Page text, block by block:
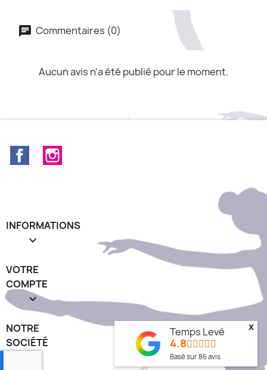
Commentaires (0)
Aucun avis n'a été publié pour le moment.
Facebook
INFORMATIONS

VOTRE
COMPTE

NOTRE
SOCIÉTÉ
Temps Levé
4.8
Basé sur86avis
x